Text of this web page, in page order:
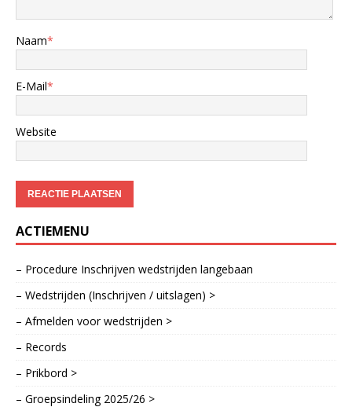
Naam*
E-Mail*
Website
ACTIEMENU
– Procedure Inschrijven wedstrijden langebaan
– Wedstrijden (Inschrijven / uitslagen) >
– Afmelden voor wedstrijden >
– Records
– Prikbord >
– Groepsindeling 2025/26 >